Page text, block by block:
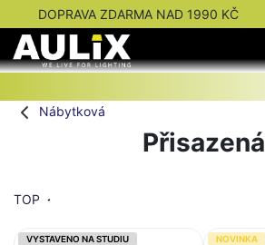
DOPRAVA ZDARMA NAD 1990 KČ
Nábytková
Přisazená
TOP
VYSTAVENO NA STUDIU
NOVINKA